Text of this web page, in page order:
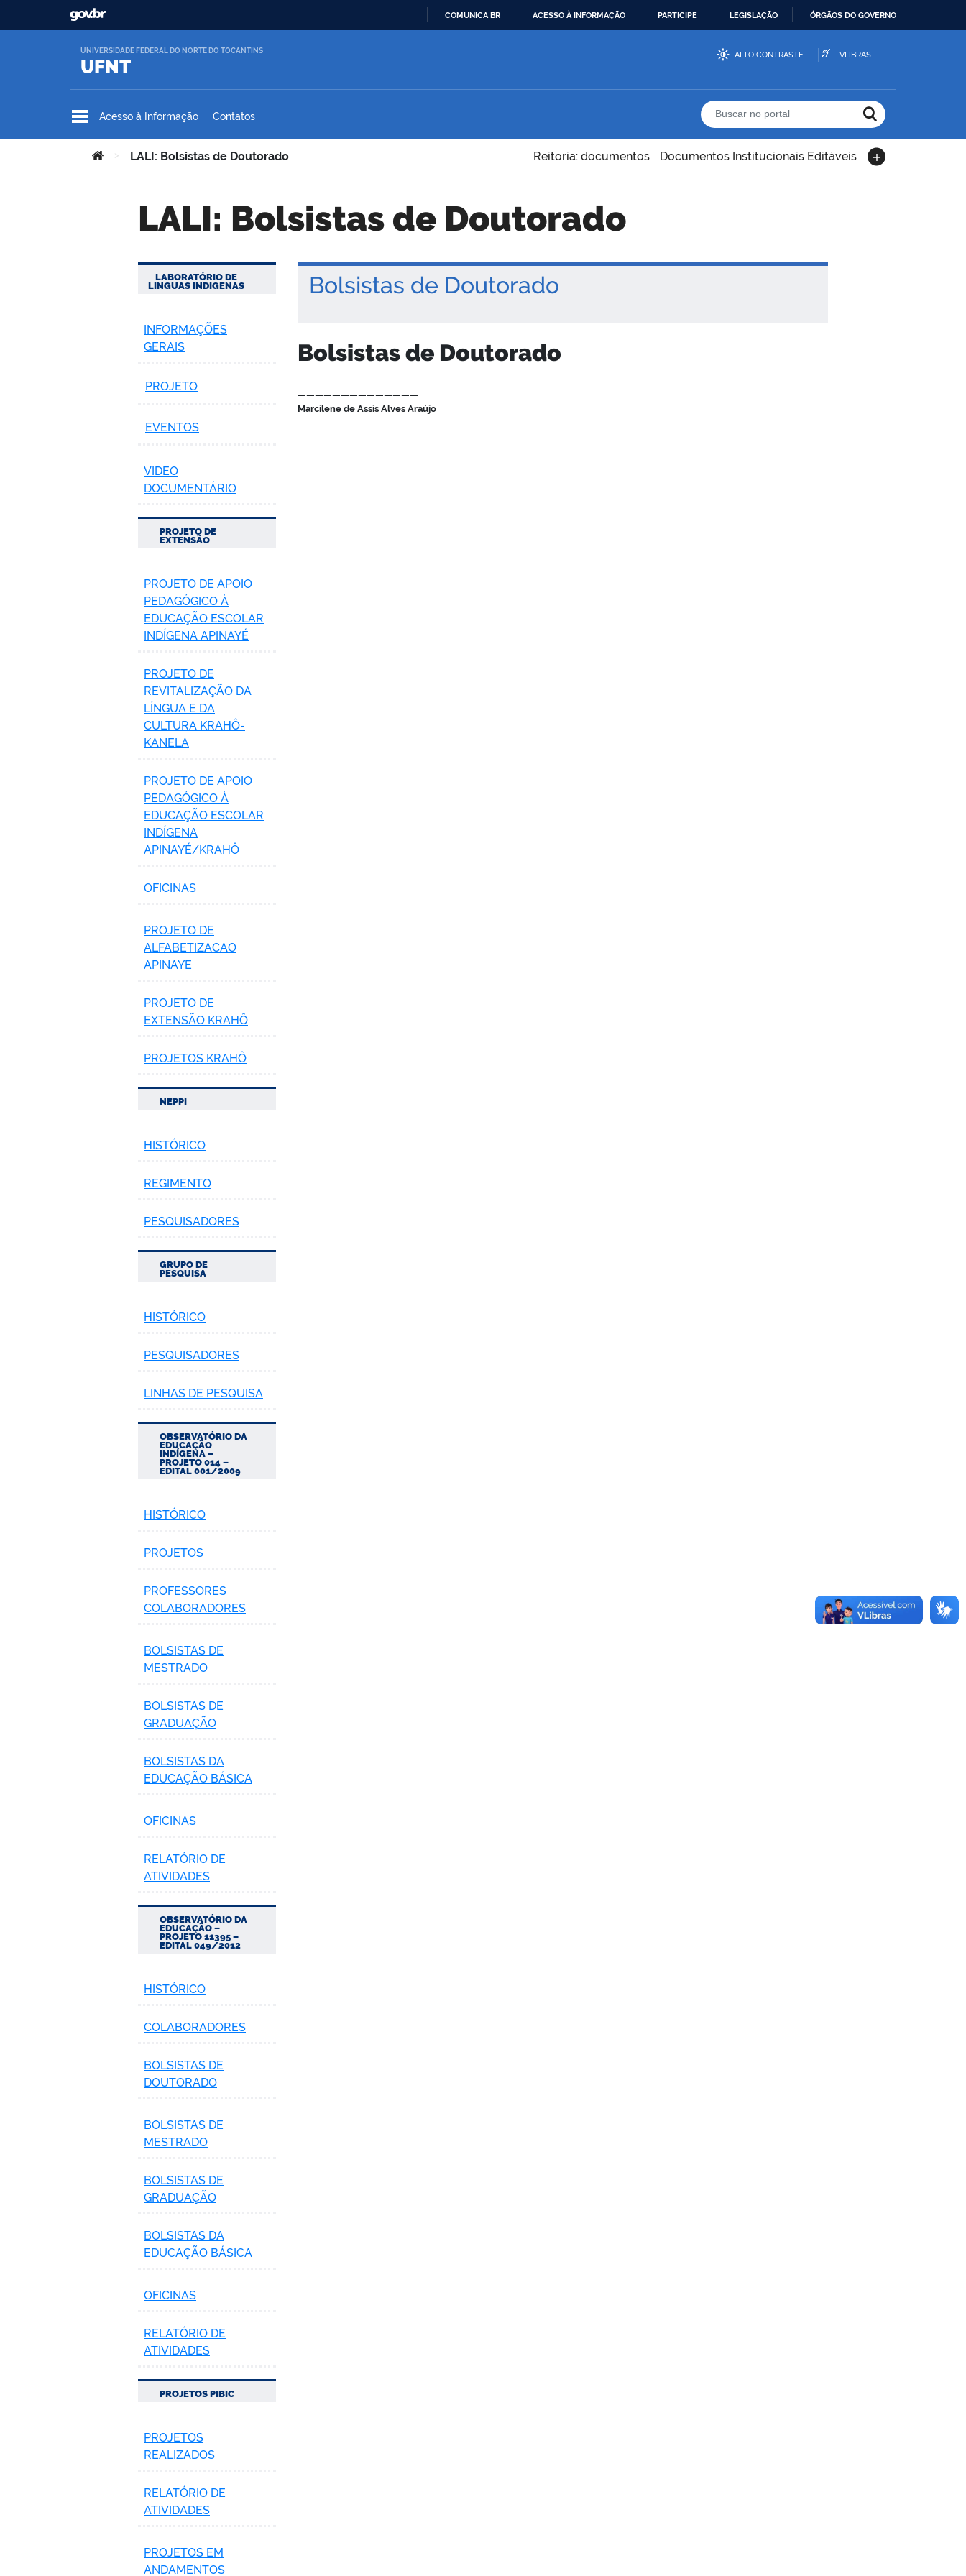
Ir para o conteúdo
CONTEÚDO
COMUNICA BR ACESSO À INFORMAÇÃO PARTICIPE LEGISLAÇÃO ÓRGÃOS DO GOVERNO
UNIVERSIDADE FEDERAL DO NORTE DO TOCANTINS
UFNT
ALTO CONTRASTE VLIBRAS
Acesso à Informação Contatos Buscar no portal
Você está aqui:
> LALI: Bolsistas de Doutorado Reitoria: documentos Documentos Institucionais Editáveis
LALI: Bolsistas de Doutorado
LABORATÓRIO DE
LINGUAS INDIGENAS
INFORMAÇÕES
GERAIS
PROJETO
EVENTOS
VIDEO
DOCUMENTÁRIO
PROJETO DE
EXTENSÃO
PROJETO DE APOIO
PEDAGÓGICO À
EDUCAÇÃO ESCOLAR
INDÍGENA APINAYÉ
PROJETO DE
REVITALIZAÇÃO DA
LÍNGUA E DA
CULTURA KRAHÔ-
KANELA
PROJETO DE APOIO
PEDAGÓGICO À
EDUCAÇÃO ESCOLAR
INDÍGENA
APINAYÉ/KRAHÔ
OFICINAS
PROJETO DE
ALFABETIZACAO
APINAYE
PROJETO DE
EXTENSÃO KRAHÔ
PROJETOS KRAHÔ
NEPPI
HISTÓRICO
REGIMENTO
PESQUISADORES
GRUPO DE
PESQUISA
HISTÓRICO
PESQUISADORES
LINHAS DE PESQUISA
OBSERVATÓRIO DA
EDUCAÇÃO
INDÍGENA –
PROJETO 014 –
EDITAL 001/2009
HISTÓRICO
PROJETOS
PROFESSORES
COLABORADORES
BOLSISTAS DE
MESTRADO
BOLSISTAS DE
GRADUAÇÃO
BOLSISTAS DA
EDUCAÇÃO BÁSICA
OFICINAS
RELATÓRIO DE
ATIVIDADES
OBSERVATÓRIO DA
EDUCAÇÃO –
PROJETO 11395 –
EDITAL 049/2012
HISTÓRICO
COLABORADORES
BOLSISTAS DE
DOUTORADO
BOLSISTAS DE
MESTRADO
BOLSISTAS DE
GRADUAÇÃO
BOLSISTAS DA
EDUCAÇÃO BÁSICA
OFICINAS
RELATÓRIO DE
ATIVIDADES
PROJETOS PIBIC
PROJETOS
REALIZADOS
RELATÓRIO DE
ATIVIDADES
PROJETOS EM
ANDAMENTOS
Bolsistas de Doutorado
Bolsistas de Doutorado
——————————————
Marcilene de Assis Alves Araújo
——————————————